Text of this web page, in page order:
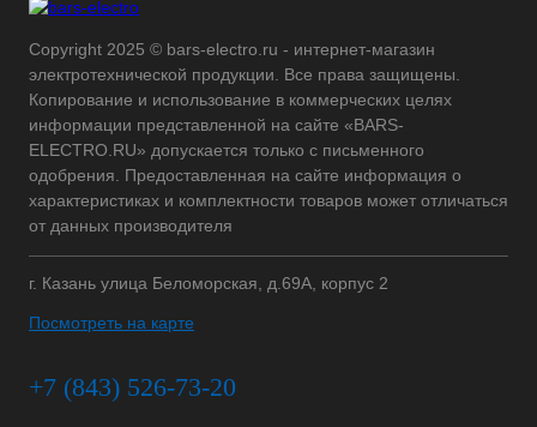
Copyright 2025 © bars-electro.ru - интернет-магазин
электротехнической продукции. Все права защищены.
Копирование и использование в коммерческих целях
информации представленной на сайте «BARS-
ELECTRO.RU» допускается только с письменного
одобрения. Предоставленная на сайте информация о
характеристиках и комплектности товаров может отличаться
от данных производителя
г. Казань улица Беломорская, д.69А, корпус 2
Посмотреть на карте
+7 (843) 526-73-20